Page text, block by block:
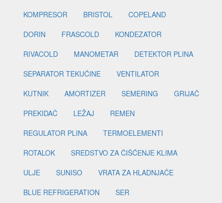
KOMPRESOR
BRISTOL
COPELAND
DORIN
FRASCOLD
KONDEZATOR
RIVACOLD
MANOMETAR
DETEKTOR PLINA
SEPARATOR TEKUĆINE
VENTILATOR
KUTNIK
AMORTIZER SEMERING
GRIJAČ
PREKIDAČ
LEŽAJ
REMEN
REGULATOR PLINA
TERMOELEMENTI
ROTALOK
SREDSTVO ZA ČIŠĆENJE KLIMA
ULJE
SUNISO
VRATA ZA HLADNJAČE
BLUE REFRIGERATION
SER